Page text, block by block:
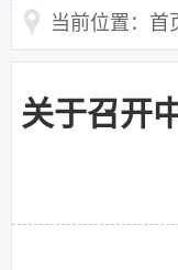
当前位置：首
关于召开